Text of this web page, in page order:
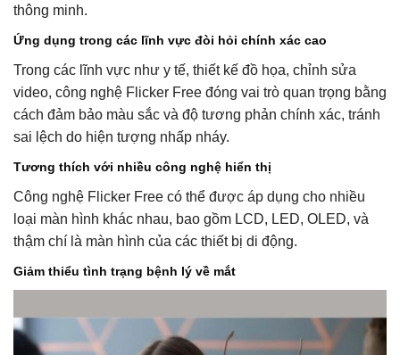
thông minh.
Ứng dụng trong các lĩnh vực đòi hỏi chính xác cao
Trong các lĩnh vực như y tế, thiết kế đồ họa, chỉnh sửa
video, công nghệ Flicker Free đóng vai trò quan trọng bằng
cách đảm bảo màu sắc và độ tương phản chính xác, tránh
sai lệch do hiện tượng nhấp nháy.
Tương thích với nhiều công nghệ hiển thị
Công nghệ Flicker Free có thể được áp dụng cho nhiều
loại màn hình khác nhau, bao gồm LCD, LED, OLED, và
thậm chí là màn hình của các thiết bị di động.
Giảm thiểu tình trạng bệnh lý về mắt